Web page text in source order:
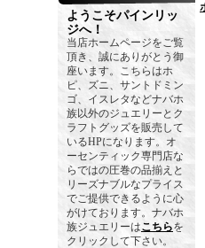
ようこそパインリッ
ジへ！
当店ホームページをご覧
頂き、誠にありがとう御
座います。こちらはホ
ピ、ズニ、サントドミン
ゴ、イスレタなどナバホ
族以外のジュエリーとク
ラフトグッズを販売して
いるHPになります。オ
ーセンティック専門店な
らではの圧巻の品揃えと
リーズナブルなプライス
でご提供できるように心
がけております。ナバホ
族ジュエリーはこちらを
クリックして下さい。